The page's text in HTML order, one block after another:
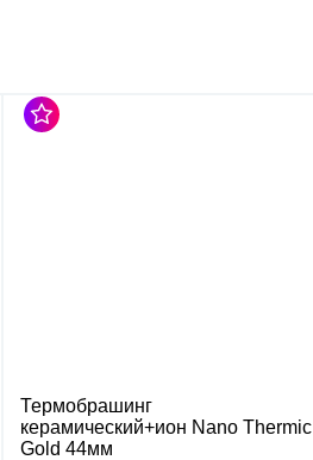
Термобрашинг
керамический+ион Nano Thermic
Gold 44мм